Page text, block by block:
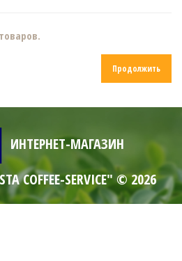
Продолжить
ИНТЕРНЕТ-МАГАЗИН
COFFEE-SERVICE" © 2026